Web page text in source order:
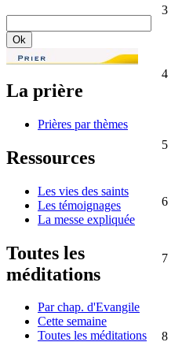
La prière
Prières par thèmes
Ressources
Les vies des saints
Les témoignages
La messe expliquée
Toutes les
méditations
Par chap. d'Evangile
Cette semaine
Toutes les méditations
3
4
5
6
7
8